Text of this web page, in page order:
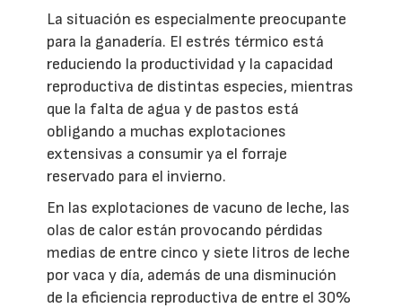
La situación es especialmente preocupante
para la ganadería. El estrés térmico está
reduciendo la productividad y la capacidad
reproductiva de distintas especies, mientras
que la falta de agua y de pastos está
obligando a muchas explotaciones
extensivas a consumir ya el forraje
reservado para el invierno.
En las explotaciones de vacuno de leche, las
olas de calor están provocando pérdidas
medias de entre cinco y siete litros de leche
por vaca y día, además de una disminución
de la eficiencia reproductiva de entre el 30%